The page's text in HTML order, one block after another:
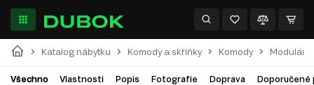
Katalog nábytku Komody a skříňky Komody
Všechno Vlastnosti Popis Fotografie Doprava Doporučené